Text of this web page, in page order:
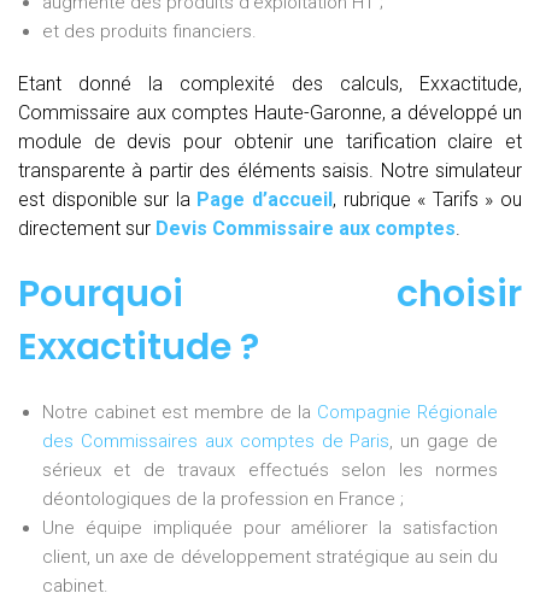
et des produits financiers.
Etant donné la complexité des calculs, Exxactitude,
Commissaire aux comptes Haute-Garonne, a développé un
module de devis pour obtenir une tarification claire et
transparente à partir des éléments saisis. Notre simulateur
est disponible sur la Page d’accueil, rubrique « Tarifs » ou
directement sur Devis Commissaire aux comptes.
Pourquoi choisir
Exxactitude ?
Notre cabinet est membre de la Compagnie Régionale
des Commissaires aux comptes de Paris, un gage de
sérieux et de travaux effectués selon les normes
déontologiques de la profession en France ;
Une équipe impliquée pour améliorer la satisfaction
client, un axe de développement stratégique au sein du
cabinet.